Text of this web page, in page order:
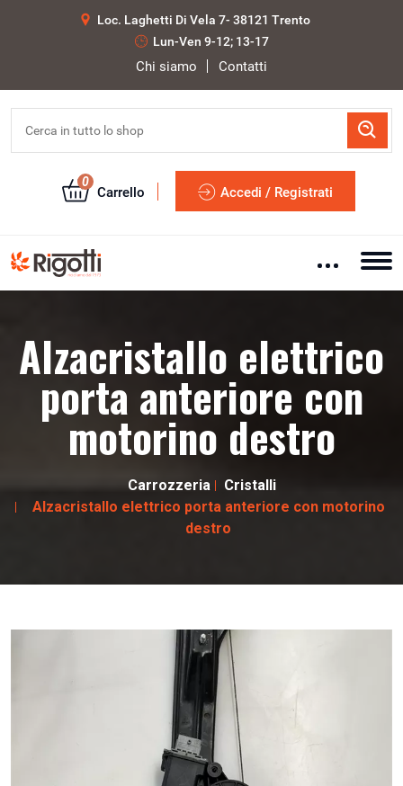
Loc. Laghetti Di Vela 7- 38121 Trento
Lun-Ven 9-12; 13-17
Chi siamo Contatti
0
Carrello Accedi / Registrati
Alzacristallo elettrico
porta anteriore con
motorino destro
Carrozzeria
Cristalli
Alzacristallo elettrico porta anteriore con motorino
destro